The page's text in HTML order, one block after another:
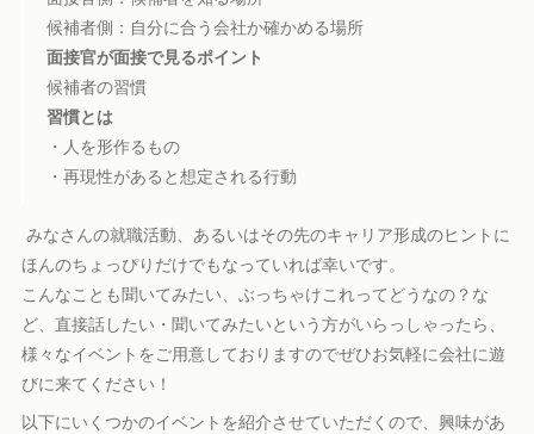
候補者側：自分に合う会社か確かめる場所
面接官が面接で見るポイント
候補者の習慣
習慣とは
・人を形作るもの
・再現性があると想定される行動
みなさんの就職活動、あるいはその先のキャリア形成のヒントに
ほんのちょっぴりだけでもなっていれば幸いです。
こんなことも聞いてみたい、ぶっちゃけこれってどうなの？な
ど、直接話したい・聞いてみたいという方がいらっしゃったら、
様々なイベントをご用意しておりますのでぜひお気軽に会社に遊
びに来てください！
以下にいくつかのイベントを紹介させていただくので、興味があ